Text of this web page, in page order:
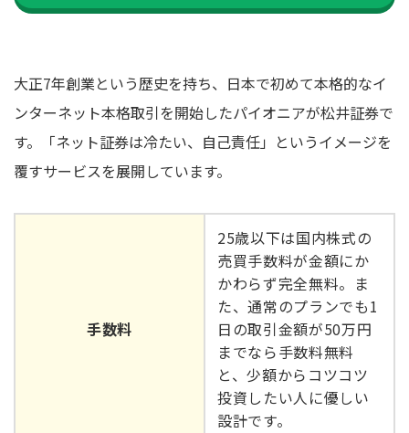
大正7年創業という歴史を持ち、日本で初めて本格的なイ
ンターネット本格取引を開始したパイオニアが松井証券で
す。「ネット証券は冷たい、自己責任」というイメージを
覆すサービスを展開しています。
手数料
25歳以下は国内株式の
売買手数料が金額にか
かわらず完全無料。ま
た、通常のプランでも1
日の取引金額が50万円
までなら手数料無料
と、少額からコツコツ
投資したい人に優しい
設計です。